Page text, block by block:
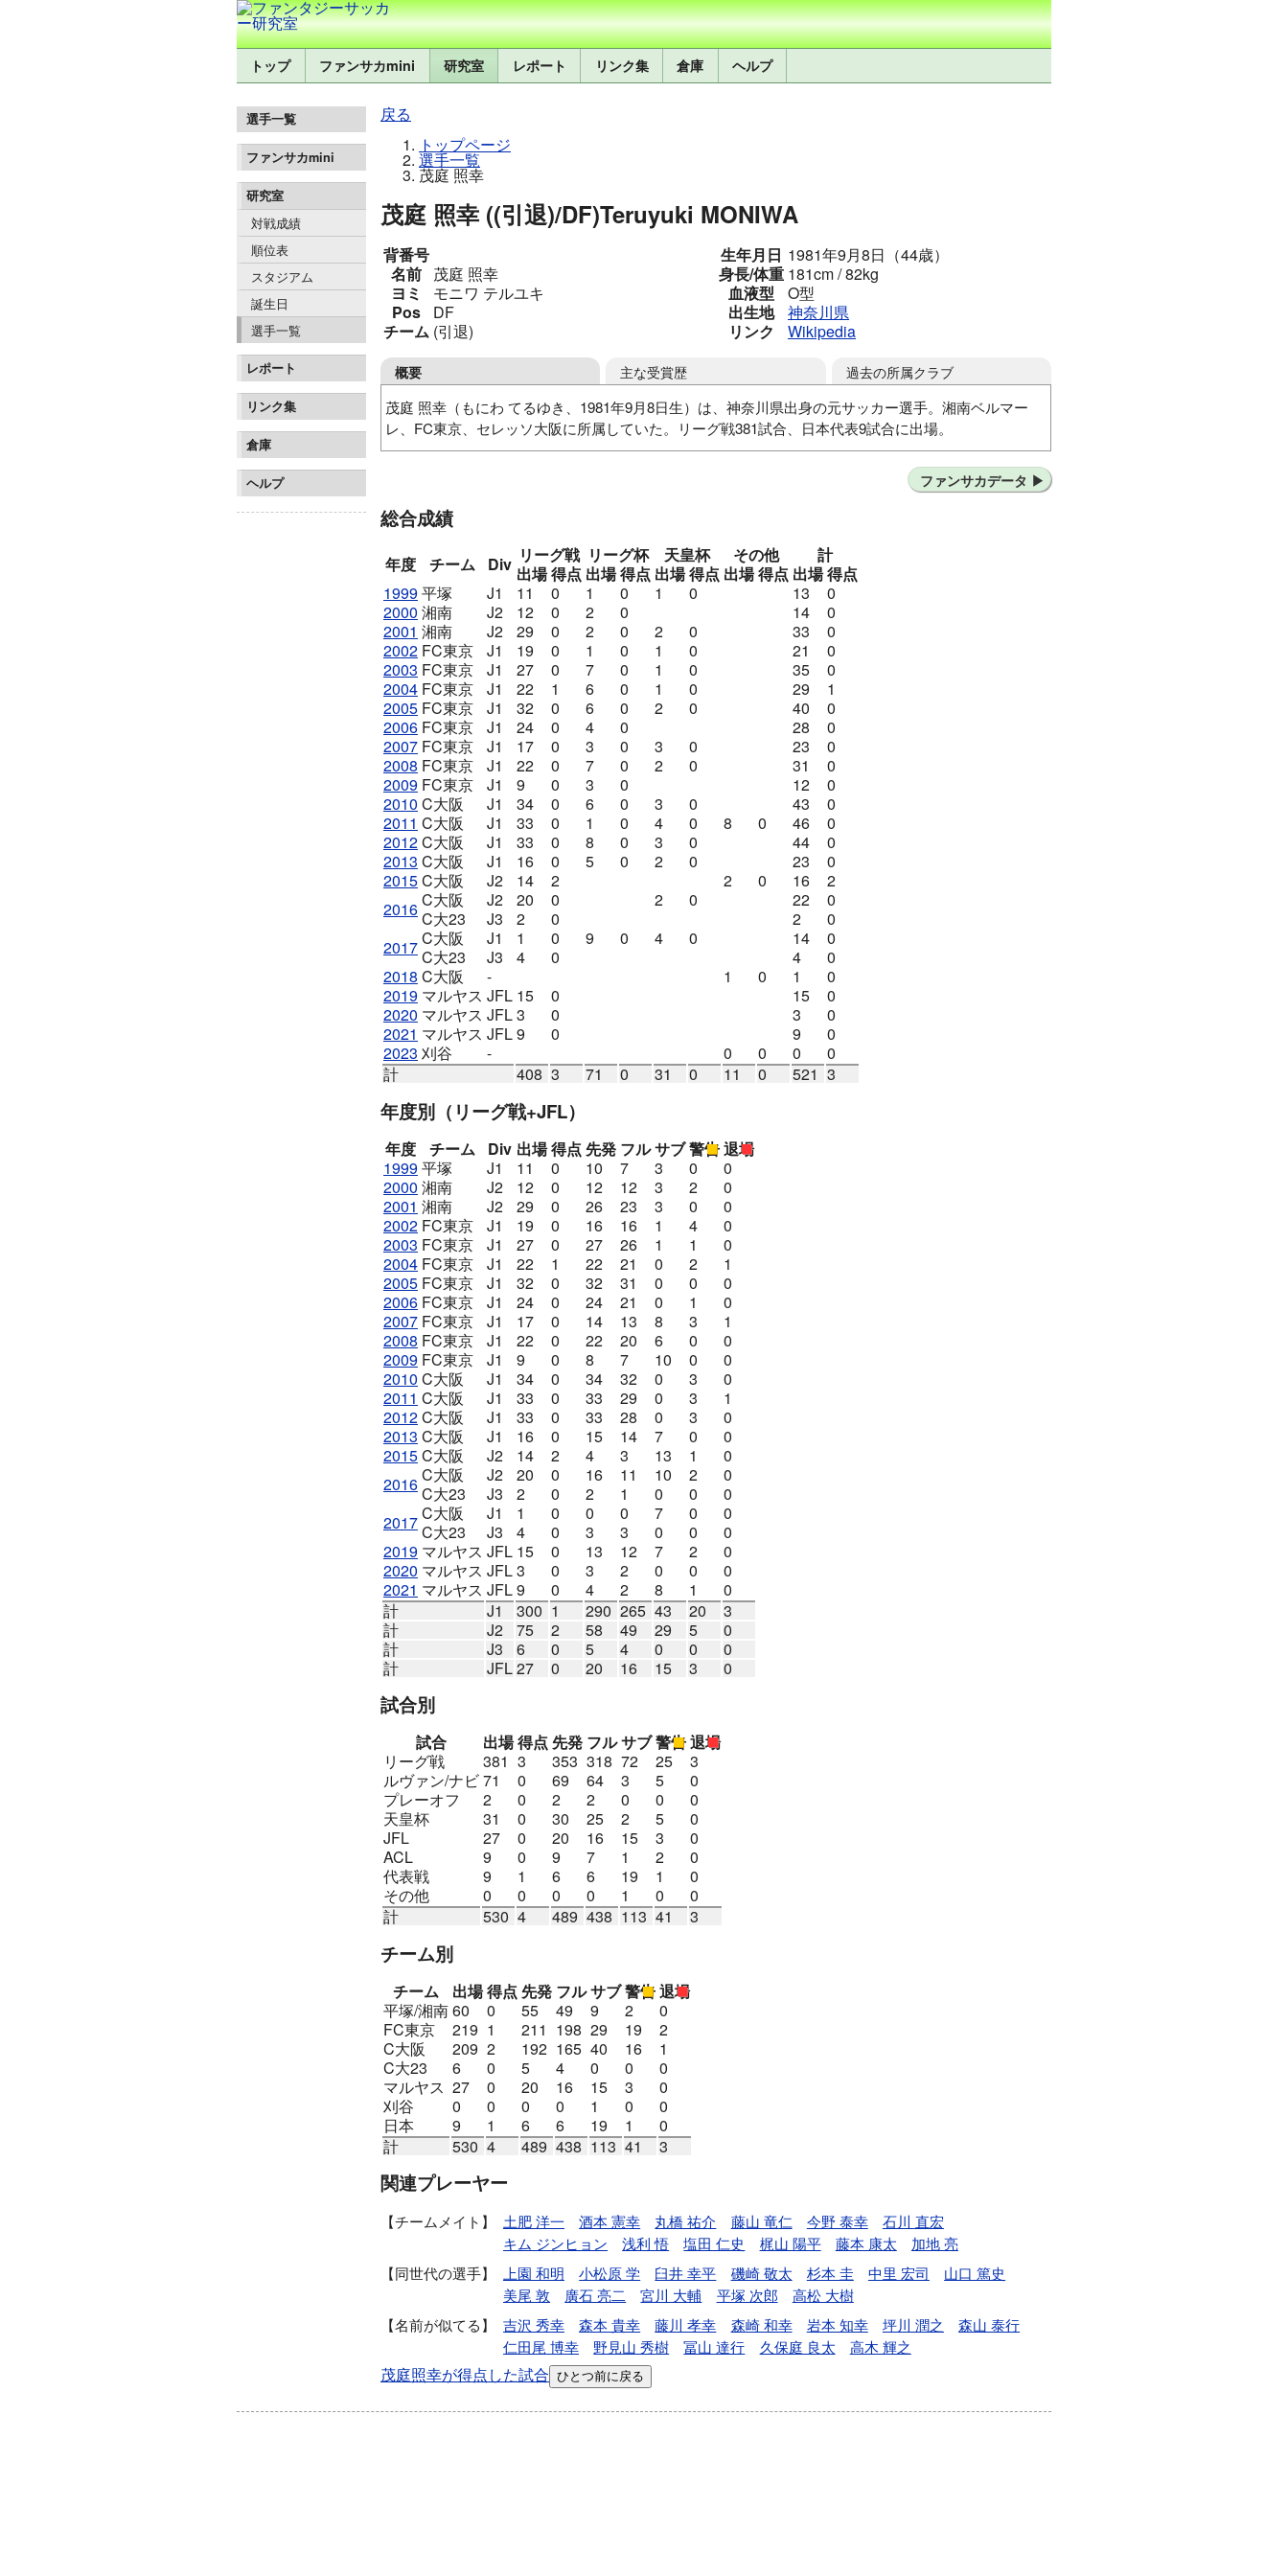
トップ ファンサカmini 研究室 レポート リンク集 倉庫 ヘルプ
選手一覧
ファンサカmini
研究室
対戦成績
順位表
スタジアム
誕生日
選手一覧
レポート
リンク集
倉庫
ヘルプ
戻る
トップページ
選手一覧
茂庭 照幸
茂庭 照幸 ((引退)/DF)Teruyuki MONIWA
背番号
名前 茂庭 照幸
ヨミ
モニワ テルユキ
Pos
DF
チーム (引退)
生年月日 1981年9月8日（44歳）
身長/体重 181cm / 82kg
血液型
O型
出生地
神奈川県
リンク
Wikipedia
概要
茂庭 照幸（もにわ てるゆき、1981年9月8日生）は、神奈川県出身の元サッカー選手。湘南ベルマー
レ、FC東京、セレッソ大阪に所属していた。リーグ戦381試合、日本代表9試合に出場。
主な受賞歴 過去の所属クラブ
FCマルヤス岡崎 FC刈谷
ファンサカデータ
総合成績
年度 チーム Div リーグ戦 リーグ杯 天皇杯 その他
計
出場得点 出場得点 出場得点 出場得点 出場得点
1999平塚 J1 11 0 1 0 1 0 13
0
2000 湘南 J2 12 0 2 0 14
0
2001 湘南 J2 29 0 2 0 2 0 33
0
2002 FC東京 J1 19 0 1 0 1 0 21
0
2003 FC東京 J1 27 0 7 0 1 0 35
0
2004 FC東京 J1 22 1 6 0 1 0 29
1
2005 FC東京 J1 32 0 6 0 2 0 40
0
2006 FC東京 J1 24 0 4 0 28
0
2007 FC東京 J1 17 0 3 0 3 0 23
0
2008 FC東京 J1 22 0 7 0 2 0 31
0
2009 FC東京 J1 9 0 3 0 12
0
2010 C大阪 J1 34 0 6 0 3 0 43
0
2011 C大阪 J1 33 0 1 0 4 0 8 0 46
0
2012C大阪 J1 33 0 8 0 3 0 44
0
2013 C大阪 J1 16 0 5 0 2 0 23
0
2015C大阪 J2 14 2 2 0 16
2
2016C大阪 J2 20 0 2 0 22
0
C大23
J3 2 0 2
0
2017C大阪 J1 1 0 9 0 4 0 14
0
C大23
J3 4 0 4
0
2018 C大阪 - 1 0 1
0
2019 マルヤス JFL 15 0 15
0
2020 マルヤス JFL3 0 3
0
2021 マルヤス JFL9 0 9
0
2023 刈谷 - 0 0 0
0
計
408 3 71 0 31 0 11 0 521 3
年度別 （リーグ戦+JFL）
年度 チーム Div 出場得点 先発 フルサブ警告退場
1999平塚 J1 11 0 10 7 3 0
0
2000 湘南 J2 12 0 12 12 3 2
0
2001 湘南 J2 29 0 26 23 3 0
0
2002 FC東京 J1 19 0 16 16 1 4
0
2003 FC東京 J1 27 0 27 26 1 1
0
2004 FC東京 J1 22 1 22 21 0 2
1
2005 FC東京 J1 32 0 32 31 0 0
0
2006 FC東京 J1 24 0 24 21 0 1
0
2007 FC東京 J1 17 0 14 13 8 3
1
2008 FC東京 J1 22 0 22 20 6 0
0
2009 FC東京 J1 9 0 8 7 10 0
0
2010 C大阪 J1 34 0 34 32 0 3
0
2011 C大阪 J1 33 0 33 29 0 3
1
2012C大阪 J1 33 0 33 28 0 3
0
2013 C大阪 J1 16 0 15 14 7 0
0
2015C大阪 J2 14 2 4 3 13 1
0
2016C大阪 J2 20 0 16 11 10 2
0
C大23
J3 2 0 2 1 0 0
0
2017C大阪 J1 1 0 0 0 7 0
0
C大23
J3 4 0 3 3 0 0
0
2019 マルヤス JFL 15 0 13 12 7 2
0
2020 マルヤス JFL3 0 3 2 0 0
0
2021 マルヤス JFL9 0 4 2 8 1
0
計
J1 300 1 290 265 43 20
3
計
J2 75 2 58 49 29 5
0
計
J3 6 0 5 4 0 0
0
計
JFL27 0 20 16 15 3 0
試合別
試合 出場得点 先発 フルサブ警告退場
リーグ戦
381 3 353 318 72 25
3
ルヴァン/ナビ71 0 69 64 3 5
0
プレーオフ
2 0 2 2 0 0
0
天皇杯
31 0 30 25 2 5
0
JFL
27 0 20 16 15 3
0
ACL
9 0 9 7 1 2
0
代表戦
9 1 6 6 19 1
0
その他
0 0 0 0 1 0
0
計
530 4 489 438 113 41 3
チーム別
チーム 出場得点 先発 フルサブ警告退場
平塚/湘南60 0 55 49 9 2
0
FC東京
219 1 211 198 29 19
2
C大阪
209 2 192 165 40 16
1
C大23
6 0 5 4 0 0
0
マルヤス 27 0 20 16 15 3
0
刈谷
0 0 0 0 1 0
0
日本
9 1 6 6 19 1
0
計
530 4 489 438 113 41 3
関連プレーヤー
チームメイト 土肥 洋一 酒本 憲幸 丸橋 祐介 藤山 竜仁 今野 泰幸
石川 直宏
キム ジンヒョン
浅利 悟 塩田 仁史 梶山 陽平 藤本 康太
加地 亮
同世代の選手
上園 和明 小松原 学 臼井 幸平 磯崎 敬太 杉本 圭 中里 宏司
山口 篤史
美尾 敦
廣石 亮二 宮川 大輔 平塚 次郎
高松 大樹
名前が似てる
吉沢 秀幸 森本 貴幸 藤川 孝幸 森崎 和幸 岩本 知幸 坪川 潤之
森山 泰行
仁田尾 博幸
野見山 秀樹 冨山 達行 久保庭 良太 高木 輝之
茂庭照幸が得点した試合 ひとつ前に戻る